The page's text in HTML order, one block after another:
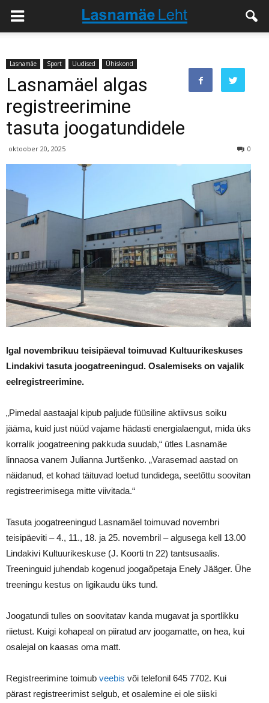
Lasnamäe Sport Uudised Ühiskond
Lasnamäel algas
registreerimine
tasuta joogatundidele
oktoober 20, 2025 0
Igal novembrikuu teisipäeval toimuvad Kultuurikeskuses
Lindakivi tasuta joogatreeningud. Osalemiseks on vajalik
eelregistreerimine.
„Pimedal aastaajal kipub paljude füüsiline aktiivsus soiku
jääma, kuid just nüüd vajame hädasti energialaengut, mida üks
korralik joogatreening pakkuda suudab,“ ütles Lasnamäe
linnaosa vanem Julianna Jurtšenko. „Varasemad aastad on
näidanud, et kohad täituvad loetud tundidega, seetõttu soovitan
registreerimisega mitte viivitada.“
Tasuta joogatreeningud Lasnamäel toimuvad novembri
teisipäeviti – 4., 11., 18. ja 25. novembril – algusega kell 13.00
Lindakivi Kultuurikeskuse (J. Koorti tn 22) tantsusaalis.
Treeninguid juhendab kogenud joogaõpetaja Enely Jääger. Ühe
treeningu kestus on ligikaudu üks tund.
Joogatundi tulles on soovitatav kanda mugavat ja sportlikku
riietust. Kuigi kohapeal on piiratud arv joogamatte, on hea, kui
osalejal on kaasas oma matt.
Registreerimine toimub veebis või telefonil 645 7702. Kui
pärast registreerimist selgub, et osalemine ei ole siiski